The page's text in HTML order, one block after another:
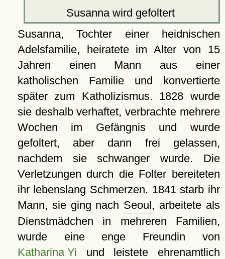
Susanna wird gefoltert
Susanna, Tochter einer heidnischen
Adelsfamilie, heiratete im Alter von 15
Jahren einen Mann aus einer
katholischen Familie und konvertierte
später zum Katholizismus. 1828 wurde
sie deshalb verhaftet, verbrachte mehrere
Wochen im Gefängnis und wurde
gefoltert, aber dann frei gelassen,
nachdem sie schwanger wurde. Die
Verletzungen durch die Folter bereiteten
ihr lebenslang Schmerzen. 1841 starb ihr
Mann, sie ging nach Seoul, arbeitete als
Dienstmädchen in mehreren Familien,
wurde eine enge Freundin von
Katharina Yi und leistete ehrenamtlich